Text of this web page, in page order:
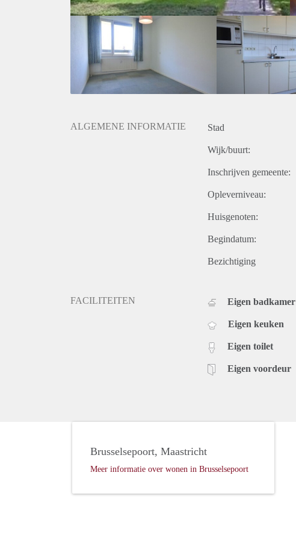
ALGEMENE INFORMATIE Stad
Wijk/buurt:
Inschrijven gemeente:
Opleverniveau:
Huisgenoten:
Begindatum:
Bezichtiging
FACILITEITEN Eigen badkamer
Eigen keuken
Eigen toilet
Eigen voordeur
Brusselsepoort, Maastricht
Meer informatie over wonen in Brusselsepoort